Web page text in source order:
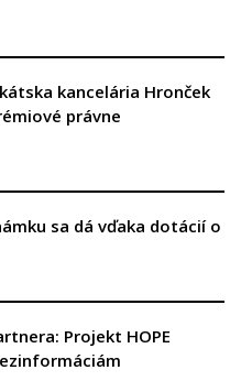
kancelária Hronček
právne
sa dá vďaka dotácií o
Projekt HOPE